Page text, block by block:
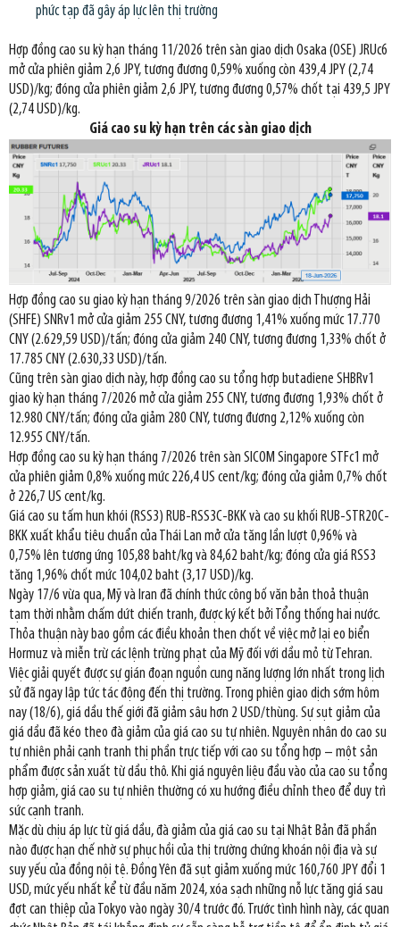
phức tạp đã gây áp lực lên thị trường
Hợp đồng cao su kỳ hạn tháng 11/2026 trên sàn giao dịch Osaka (OSE) JRUc6
mở cửa phiên giảm 2,6 JPY, tương đương 0,59% xuống còn 439,4 JPY (2,74
USD)/kg; đóng cửa phiên giảm 2,6 JPY, tương đương 0,57% chốt tại 439,5 JPY
(2,74 USD)/kg.
Giá cao su kỳ hạn trên các sàn giao dịch
Hợp đồng cao su giao kỳ hạn tháng 9/2026 trên sàn giao dịch Thượng Hải
(SHFE) SNRv1 mở cửa giảm 255 CNY, tương đương 1,41% xuống mức 17.770
CNY (2.629,59 USD)/tấn; đóng cửa giảm 240 CNY, tương đương 1,33% chốt ở
17.785 CNY (2.630,33 USD)/tấn.
Cũng trên sàn giao dịch này, hợp đồng cao su tổng hợp butadiene SHBRv1
giao kỳ hạn tháng 7/2026 mở cửa giảm 255 CNY, tương đương 1,93% chốt ở
12.980 CNY/tấn; đóng cửa giảm 280 CNY, tương đương 2,12% xuống còn
12.955 CNY/tấn.
Hợp đồng cao su kỳ hạn tháng 7/2026 trên sàn SICOM Singapore STFc1 mở
cửa phiên giảm 0,8% xuống mức 226,4 US cent/kg; đóng cửa giảm 0,7% chốt
ở 226,7 US cent/kg.
Giá cao su tấm hun khói (RSS3) RUB-RSS3C-BKK và cao su khối RUB-STR20C-
BKK xuất khẩu tiêu chuẩn của Thái Lan mở cửa tăng lần lượt 0,96% và
0,75% lên tương ứng 105,88 baht/kg và 84,62 baht/kg; đóng cửa giá RSS3
tăng 1,96% chốt mức 104,02 baht (3,17 USD)/kg.
Ngày 17/6 vừa qua, Mỹ và Iran đã chính thức công bố văn bản thoả thuận
tạm thời nhằm chấm dứt chiến tranh, được ký kết bởi Tổng thống hai nước.
Thỏa thuận này bao gồm các điều khoản then chốt về việc mở lại eo biển
Hormuz và miễn trừ các lệnh trừng phạt của Mỹ đối với dầu mỏ từ Tehran.
Việc giải quyết được sự gián đoạn nguồn cung năng lượng lớn nhất trong lịch
sử đã ngay lập tức tác động đến thị trường. Trong phiên giao dịch sớm hôm
nay (18/6), giá dầu thế giới đã giảm sâu hơn 2 USD/thùng. Sự sụt giảm của
giá dầu đã kéo theo đà giảm của giá cao su tự nhiên. Nguyên nhân do cao su
tự nhiên phải cạnh tranh thị phần trực tiếp với cao su tổng hợp – một sản
phẩm được sản xuất từ dầu thô. Khi giá nguyên liệu đầu vào của cao su tổng
hợp giảm, giá cao su tự nhiên thường có xu hướng điều chỉnh theo để duy trì
sức cạnh tranh.
Mặc dù chịu áp lực từ giá dầu, đà giảm của giá cao su tại Nhật Bản đã phần
nào được hạn chế nhờ sự phục hồi của thị trường chứng khoán nội địa và sự
suy yếu của đồng nội tệ. Đồng Yên đã sụt giảm xuống mức 160,760 JPY đổi 1
USD, mức yếu nhất kể từ đầu năm 2024, xóa sạch những nỗ lực tăng giá sau
đợt can thiệp của Tokyo vào ngày 30/4 trước đó. Trước tình hình này, các quan